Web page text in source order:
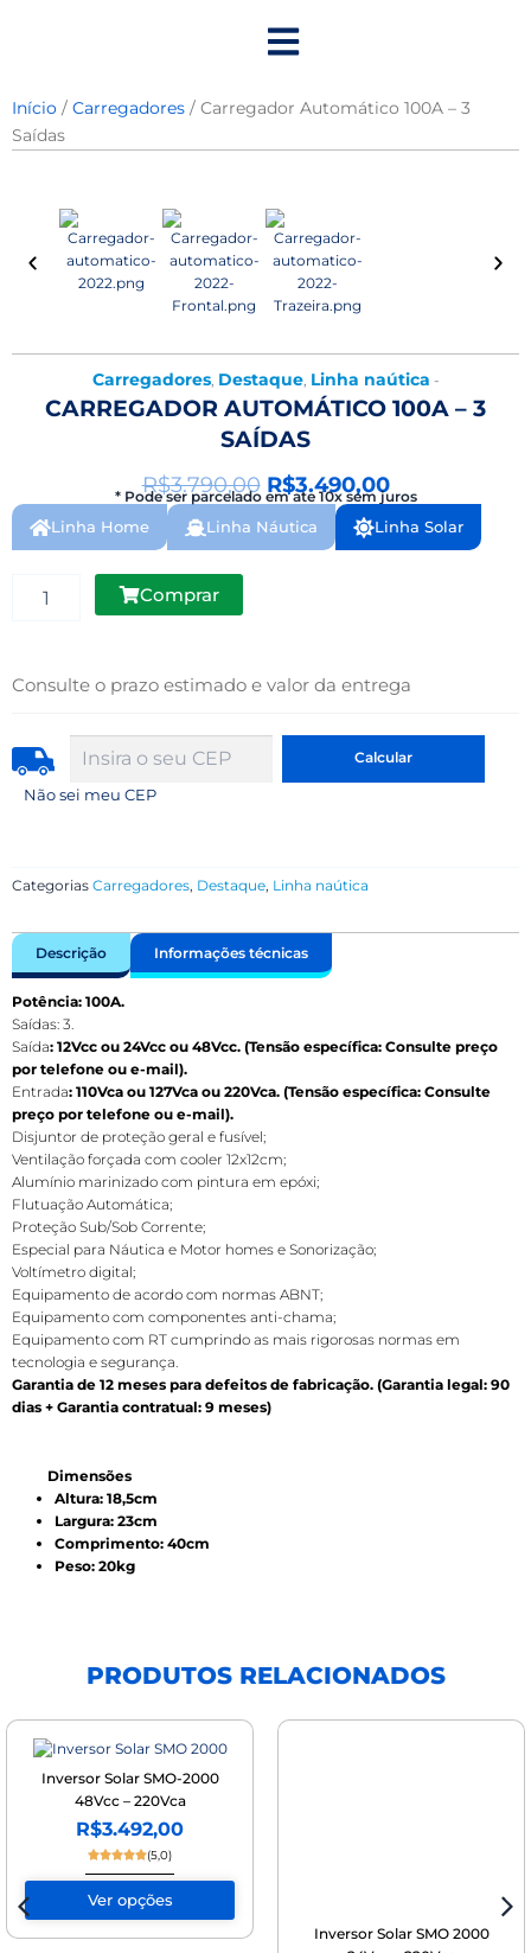
Início / Carregadores / Carregador Automático 100A – 3
Saídas
Carregadores, Destaque, Linha naútica -
CARREGADOR AUTOMÁTICO 100A – 3
SAÍDAS
R$3.790,00 O
preço
original
R$3.490,00O
preço
atual
* Pode ser parcelado em ate 10x sem juros
Linha Home Linha Náutica Linha Solar
Automático
3
Comprar
Consulte o prazo estimado e valor da entrega
Não sei meu CEP
Categorias Carregadores, Destaque, Linha naútica
Descrição Informações técnicas
Potência: 100A.
Saídas: 3.
Saída: 12Vcc ou 24Vcc ou 48Vcc. (Tensão específica: Consulte preço
por telefone ou e-mail).
Entrada: 110Vca ou 127Vca ou 220Vca. (Tensão específica: Consulte
preço por telefone ou e-mail).
Disjuntor de proteção geral e fusível;
Ventilação forçada com cooler 12x12cm;
Alumínio marinizado com pintura em epóxi;
Flutuação Automática;
Proteção Sub/Sob Corrente;
Especial para Náutica e Motor homes e Sonorização;
Voltímetro digital;
Equipamento de acordo com normas ABNT;
Equipamento com componentes anti-chama;
Equipamento com RT cumprindo as mais rigorosas normas em
tecnologia e segurança.
Garantia de 12 meses para defeitos de fabricação. (Garantia legal: 90
dias + Garantia contratual: 9 meses)
Dimensões
Altura: 18,5cm
Largura: 23cm
Comprimento: 40cm
Peso: 20kg
PRODUTOS RELACIONADOS
Inversor Solar SMO-2000
48Vcc – 220Vca
O
preço
original
era:
R$3.892,00.
R$3.492,00
O
preço
atual
é:
R$3.492,00.
Ver opções